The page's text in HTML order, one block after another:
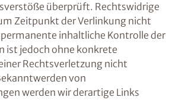
überprüft. Rechtswidrige
Zeitpunkt der Verlinkung nicht
inhaltliche Kontrolle der
ist jedoch ohne konkrete
Rechtsverletzung nicht
von
werden wir derartige Links